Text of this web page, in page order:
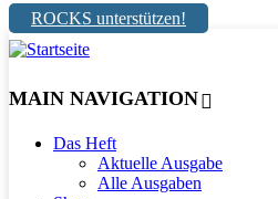
ROCKS unterstützen!
MAIN NAVIGATION
Das Heft
Aktuelle Ausgabe
Alle Ausgaben